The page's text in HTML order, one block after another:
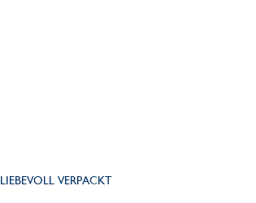
LIEBEVOLL VERPACKT